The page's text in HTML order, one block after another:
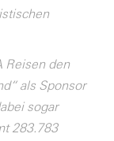
Reisen den
als Sponsor
sogar
283.783